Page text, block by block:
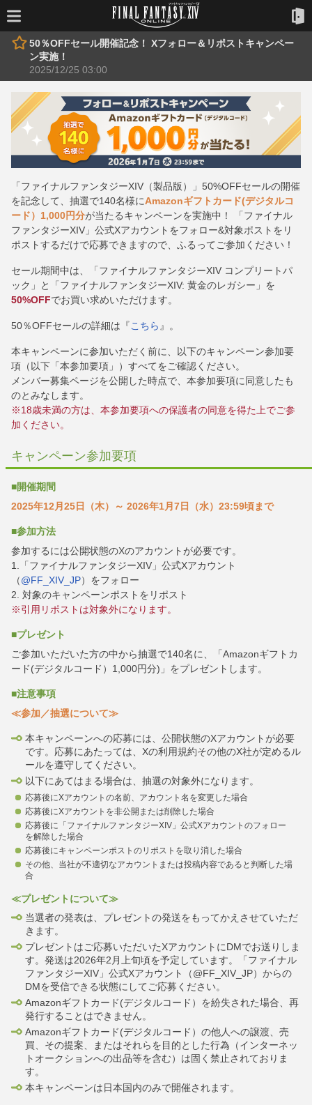
50％OFFセール開催記念！ Xフォロー＆リポストキャンペー
ン実施！
2025/12/25 03:00
「ファイナルファンタジーXIV（製品版）」50%OFFセールの開催
を記念して、抽選で140名様にAmazonギフトカード(デジタルコ
ード）1,000円分が当たるキャンペーンを実施中！ 「ファイナル
ファンタジーXIV」公式Xアカウントをフォロー&対象ポストをリ
ポストするだけで応募できますので、ふるってご参加ください！
セール期間中は、「ファイナルファンタジーXIV コンプリートパ
ック」と「ファイナルファンタジーXIV: 黄金のレガシー」を
50%OFFでお買い求めいただけます。
50％OFFセールの詳細は『こちら 』。
本キャンペーンに参加いただく前に、以下のキャンペーン参加要
項（以下「本参加要項」）すべてをご確認ください。
メンバー募集ページを公開した時点で、本参加要項に同意したも
のとみなします。
※18歳未満の方は、本参加要項への保護者の同意を得た上でご参
加ください。
キャンペーン参加要項
■開催期間
2025年12月25日（木）～ 2026年1月7日（水）23:59頃まで
■参加方法
参加するには公開状態のXのアカウントが必要です。
1.「ファイナルファンタジーXIV」公式Xアカウント
（@FF_XIV_JP）をフォロー
2. 対象のキャンペーンポストをリポスト
※引用リポストは対象外になります。
■プレゼント
ご参加いただいた方の中から抽選で140名に、「Amazonギフトカ
ード(デジタルコード）1,000円分)」をプレゼントします。
■注意事項
≪参加／抽選について≫
本キャンペーンへの応募には、公開状態のXアカウントが必要
です。応募にあたっては、Xの利用規約その他のX社が定めるル
ールを遵守してください。
以下にあてはまる場合は、抽選の対象外になります。
応募後にXアカウントの名前、アカウント名を変更した場合
応募後にXアカウントを非公開または削除した場合
応募後に「ファイナルファンタジーXIV」公式Xアカウントのフォロー
を解除した場合
応募後にキャンペーンポストのリポストを取り消した場合
その他、当社が不適切なアカウントまたは投稿内容であると判断した場
合
≪プレゼントについて≫
当選者の発表は、プレゼントの発送をもってかえさせていただ
きます。
プレゼントはご応募いただいたXアカウントにDMでお送りしま
す。発送は2026年2月上旬頃を予定しています。「ファイナル
ファンタジーXIV」公式Xアカウント（@FF_XIV_JP）からの
DMを受信できる状態にしてご応募ください。
Amazonギフトカード(デジタルコード）を紛失された場合、再
発行することはできません。
Amazonギフトカード(デジタルコード）の他人への譲渡、売
買、その提案、またはそれらを目的とした行為（インターネッ
トオークションへの出品等を含む）は固く禁止されておりま
す。
本キャンペーンは日本国内のみで開催されます。